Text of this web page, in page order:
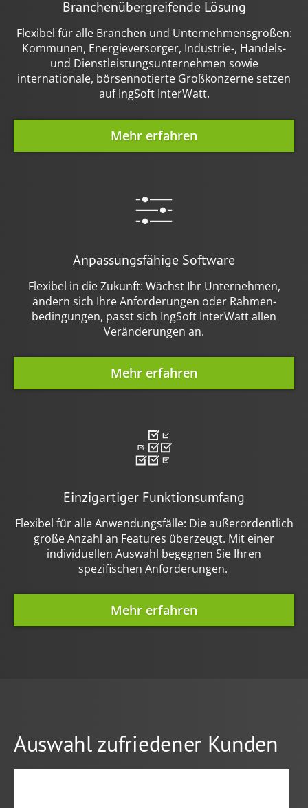
Branchenübergreifende Lösung
Flexibel für alle Branchen und Unternehmensgrößen:
Kommunen, Energieversorger, Industrie-, Handels-
und Dienstleistungs­unternehmen sowie
internationale, börsennotierte Großkonzerne setzen
auf IngSoft InterWatt.
Mehr erfahren
Anpassungsfähige Software
Flexibel in die Zukunft: Wächst Ihr Unternehmen,
ändern sich Ihre Anforderungen oder Rahmen­
bedingungen, passt sich IngSoft InterWatt allen
Veränderungen an.
Mehr erfahren
Einzigartiger Funktionsumfang
Flexibel für alle Anwendungsfälle: Die außerordentlich
große Anzahl an Features überzeugt. Mit einer
individuellen Auswahl begegnen Sie Ihren
spezifischen Anforderungen.
Mehr erfahren
Auswahl zufriedener Kunden